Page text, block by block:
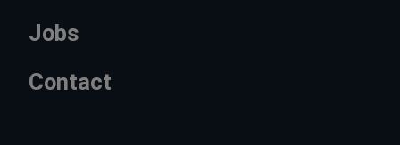
Jobs
Contact